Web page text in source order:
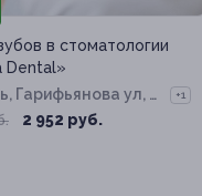
в стоматологии
Dental»
Гарифьянова ул, д.
+1
2 952 руб.